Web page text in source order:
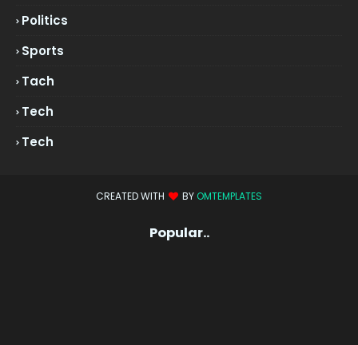
Politics
Sports
Tach
Tech
Tech
CREATED WITH BY OMTEMPLATES
Popular..